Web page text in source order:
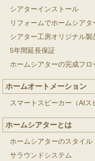
シアターインストール
リフォームでホームシアタ
シアター工房オリジナル製
5年間延長保証
ホームシアターの完成フロ
ホームオートメーション
スマートスピーカー（AIス
ホームシアターとは
ホームシアターのスタイル
サラウンドシステム